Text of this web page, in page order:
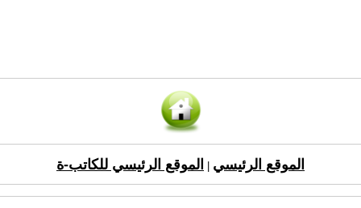
الموقع الرئيسي الموقع الرئيسي للكاتب-ة